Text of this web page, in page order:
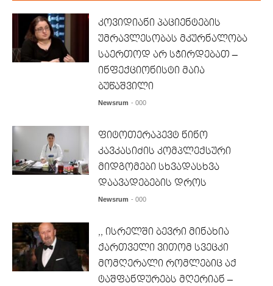
კოვიდიანი პაციენტების
უმრავლესობას მკურნალობა
საერთოდ არ სჭირდებათ –
ინფექციონისტი მაია
ბუწაშვილი
Newsrum - 000
ფიტოთერაპევტ ნინო
კავკასიძის კომპლექსური
მიდგომები სხვადასხვა
დაავადებების დროს
Newsrum - 000
,, ისრელში ბევრი მინახია
ქართველი ვითომ სვეცკი
მომღერალი რომლებიც აქ
ტაშფანდურებს მღერიან –